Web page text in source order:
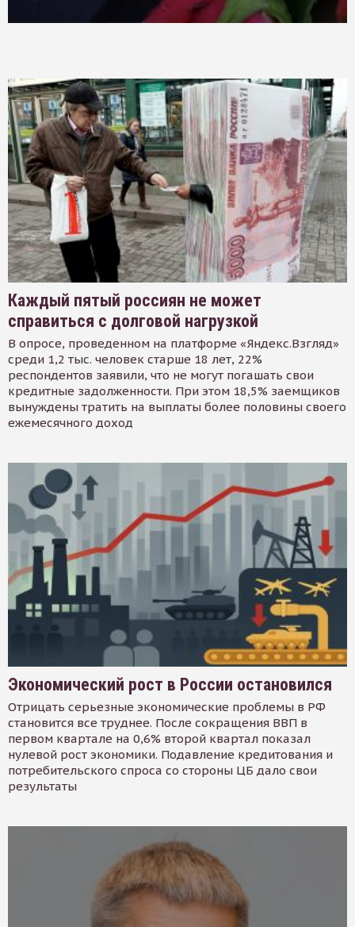
Каждый пятый россиян не может
справиться с долговой нагрузкой
В опросе, проведенном на платформе «Яндекс.Взгляд»
среди 1,2 тыс. человек старше 18 лет, 22%
респондентов заявили, что не могут погашать свои
кредитные задолженности. При этом 18,5% заемщиков
вынуждены тратить на выплаты более половины своего
ежемесячного доход
Экономический рост в России остановился
Отрицать серьезные экономические проблемы в РФ
становится все труднее. После сокращения ВВП в
первом квартале на 0,6% второй квартал показал
нулевой рост экономики. Подавление кредитования и
потребительского спроса со стороны ЦБ дало свои
результаты